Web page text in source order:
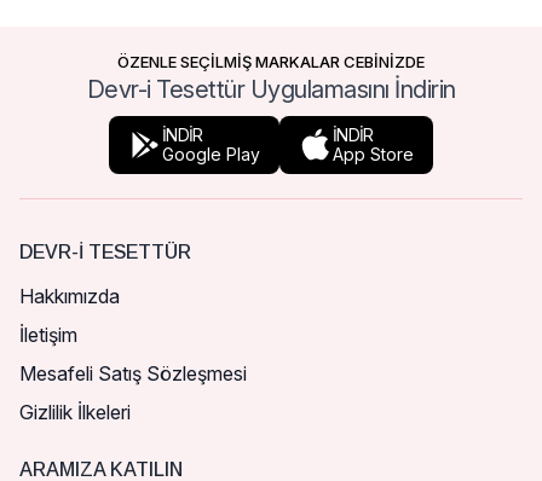
ÖZENLE SEÇİLMİŞ MARKALAR CEBİNİZDE
Devr-i Tesettür Uygulamasını İndirin
İNDİR
Google Play
İNDİR
App Store
DEVR-I TESETTÜR
Hakkımızda
İletişim
Mesafeli Satış Sözleşmesi
Gizlilik İlkeleri
ARAMIZA KATILIN